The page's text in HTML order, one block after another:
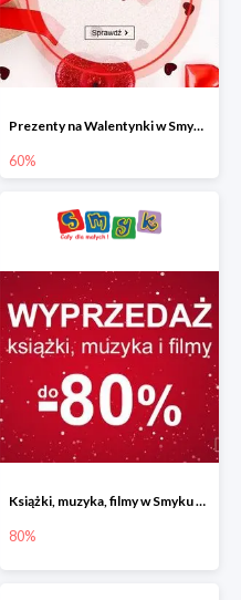
Prezenty na Walentynki w Smyku do -60%
60%
Książki, muzyka, filmy w Smyku do -80%
80%